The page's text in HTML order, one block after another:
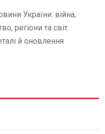
України: війна,
регіони та світ.
й оновлення